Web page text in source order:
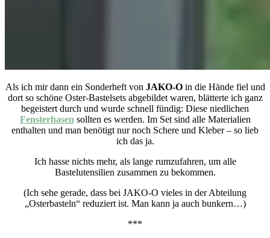
Als ich mir dann ein Sonderheft von JAKO-Oin die Hände fiel und
dort so schöne Oster-Bastelsets abgebildet waren, blätterte ich ganz
begeistert durch und wurde schnell fündig: Diese niedlichen
Fensterhasen sollten es werden. Im Set sind alle Materialien
enthalten und man benötigt nur noch Schere und Kleber – so lieb
ich das ja.
Ich hasse nichts mehr, als lange rumzufahren, um alle
Bastelutensilien zusammen zu bekommen.
(Ich sehe gerade, dass bei JAKO-O vieles in der Abteilung
„Osterbasteln“ reduziert ist. Man kann ja auch bunkern…)
***